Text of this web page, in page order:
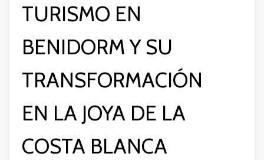
TURISMO EN
BENIDORM Y SU
TRANSFORMACIÓN
EN LA JOYA DE LA
COSTA BLANCA